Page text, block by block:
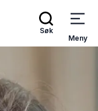
Søk
Meny